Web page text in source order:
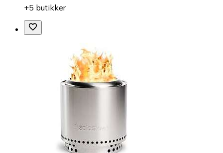
+5 butikker